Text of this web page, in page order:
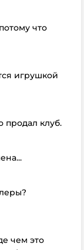
что
игрушкой
продал клуб.
чем это